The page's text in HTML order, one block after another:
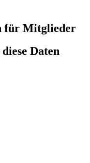
für Mitglieder
Daten